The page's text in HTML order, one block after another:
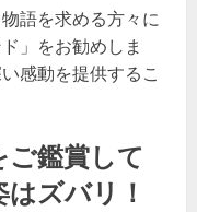
語を求める方々に
」をお勧めしま
感動を提供するこ
鑑賞して
ズバリ！